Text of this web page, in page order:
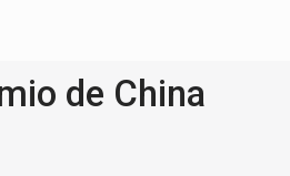
de China